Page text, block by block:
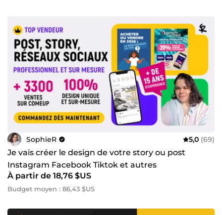
SophieR 5,0 (69)
Je vais créer le design de votre story ou post
Instagram Facebook Tiktok et autres
À partir de 18,76 $US
Budget moyen : 86,43 $US